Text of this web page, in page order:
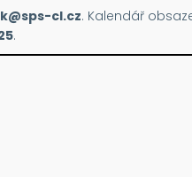
cl.cz. Kalendář
.